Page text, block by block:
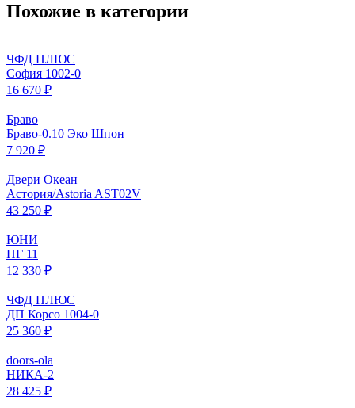
Похожие в категории
ЧФД ПЛЮС
София 1002-0
16 670 ₽
Браво
Браво-0.10 Эко Шпон
7 920 ₽
Двери Океан
Астория/Astoria AST02V
43 250 ₽
ЮНИ
ПГ 11
12 330 ₽
ЧФД ПЛЮС
ДП Корсо 1004-0
25 360 ₽
doors-ola
НИКА-2
28 425 ₽